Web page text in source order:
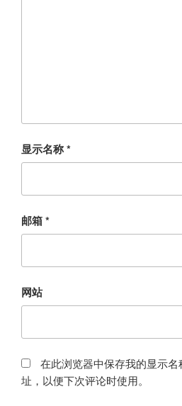
显示名称*
邮箱*
网站
在此浏览器中保存我的显示
址，以便下次评论时使用。